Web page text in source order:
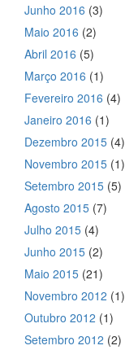
Junho 2016 (3)
Maio 2016 (2)
Abril 2016 (5)
Março 2016 (1)
Fevereiro 2016 (4)
Janeiro 2016 (1)
Dezembro 2015 (4)
Novembro 2015 (1)
Setembro 2015 (5)
Agosto 2015 (7)
Julho 2015 (4)
Junho 2015 (2)
Maio 2015 (21)
Novembro 2012 (1)
Outubro 2012 (1)
Setembro 2012 (2)